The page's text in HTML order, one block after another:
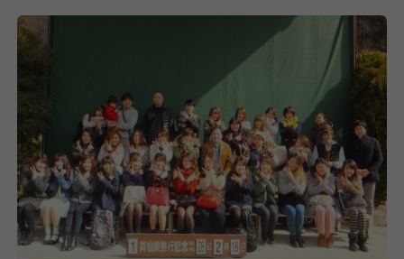
【ゴンチャ(Gong cha、貢茶)について】
台湾発祥の世界最大規模のティーブランドです。
現在、世界で2,300店舗以上を展開。
日本国内では直営・FC店を合わせて160店舗以上を展
開し、世界4位の店舗数、売上は世界2位を誇ります。
私たち「有限会社ヒロシマ」は、当ブランドのFC加
盟店として関東エリアに展開しています。
おかげさまで売上も順調に伸びており、今後もさらな
る拡大を目指します。"